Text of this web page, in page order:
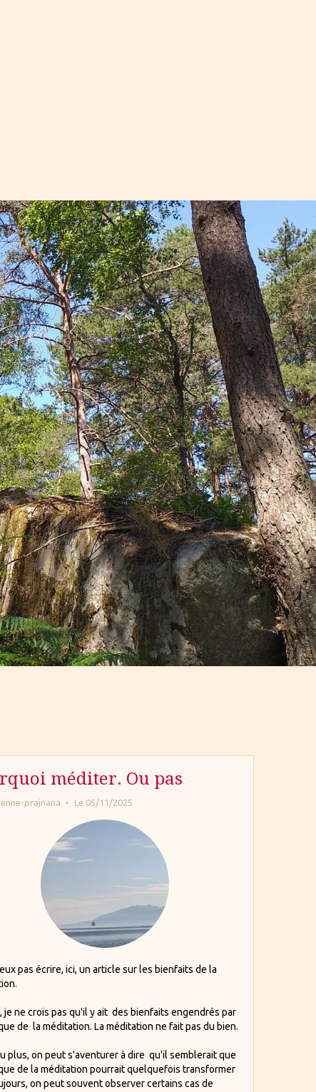
méditer. Ou pas
prajnana Le 05/11/2025
pas écrire, ici, un article sur les bienfaits de la
je ne crois pas qu'il y ait des bienfaits engendrés par
de la méditation. La méditation ne fait pas du bien.
plus, on peut s'aventurer à dire qu'il semblerait que
de la méditation pourrait quelquefois transformer
on peut souvent observer certains cas de